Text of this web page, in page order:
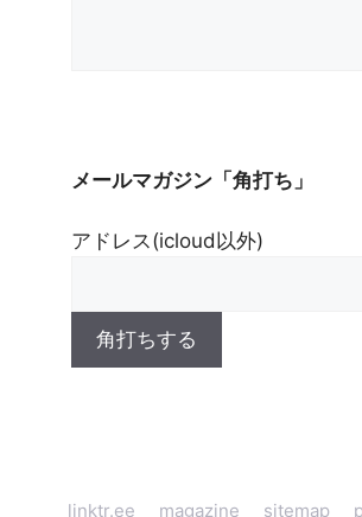
メールマガジン「角打ち」
アドレス(icloud以外)
linktr.ee magazine sitemap